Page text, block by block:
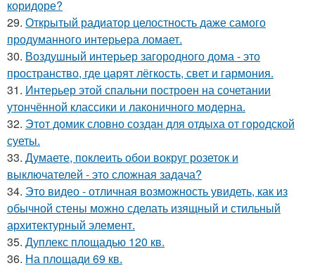
коридоре?
29. Открытый радиатор целостность даже самого
продуманного интерьера ломает.
30. Воздушный интерьер загородного дома - это
пространство, где царят лёгкость, свет и гармония.
31. Интерьер этой спальни построен на сочетании
утончённой классики и лаконичного модерна.
32. Этот домик словно создан для отдыха от городской
суеты.
33. Думаете, поклеить обои вокруг розеток и
выключателей - это сложная задача?
34. Это видео - отличная возможность увидеть, как из
обычной стены можно сделать изящный и стильный
архитектурный элемент.
35. Дуплекс площадью 120 кв.
36. На площади 69 кв.